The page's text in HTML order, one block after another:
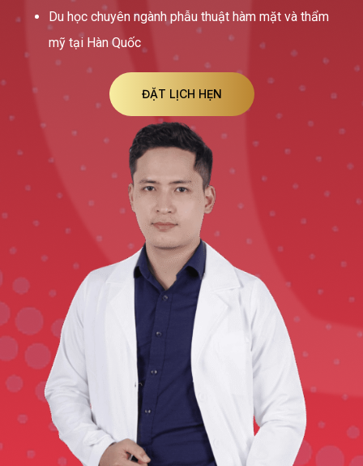
Du học chuyên ngành phẫu thuật hàm mặt và thẩm
mỹ tại Hàn Quốc
ĐẶT LỊCH HẸN